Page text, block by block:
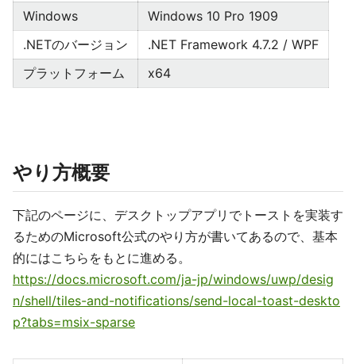
Windows
Windows 10 Pro 1909
.NETのバージョン
.NET Framework 4.7.2 / WPF
プラットフォーム
x64
やり方概要
下記のページに、デスクトップアプリでトーストを実装す
るためのMicrosoft公式のやり方が書いてあるので、基本
的にはこちらをもとに進める。
https://docs.microsoft.com/ja-jp/windows/uwp/desig
n/shell/tiles-and-notifications/send-local-toast-deskto
p?tabs=msix-sparse